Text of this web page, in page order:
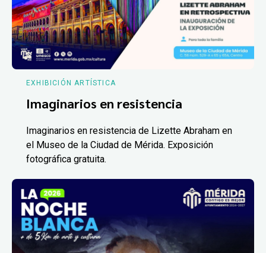
EXHIBICIÓN ARTÍSTICA
Imaginarios en resistencia
Imaginarios en resistencia de Lizette Abraham en
el Museo de la Ciudad de Mérida. Exposición
fotográfica gratuita.